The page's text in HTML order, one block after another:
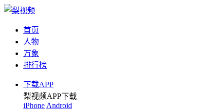
首页
人物
万象
排行榜
下载APP
梨视频APP下载
iPhone Android